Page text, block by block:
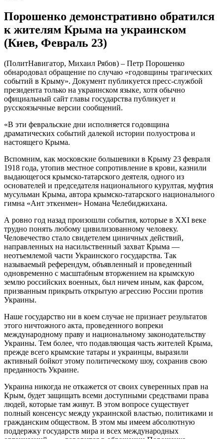
Порошенко демонстративно обратился
к жителям Крыма на украинском
(Киев, Февраль 23)
(ПолитНавигатор, Михаил Рябов) – Петр Порошенко
обнародовал обращение по случаю «годовщины трагических
событий в Крыму». Документ публикуется пресс-службой
президента только на украинском языке, хотя обычно
официальный сайт главы государства публикует и
русскоязычные версии сообщений.
«В эти февральские дни исполняется годовщина
драматических событий далекой истории полуострова и
настоящего Крыма.
Вспомним, как московские большевики в Крыму 23 февраля
1918 года, утопив местное сопротивление в крови, казнили
выдающегося крымско-татарского деятеля, одного из
основателей и председателя национального курултая, муфтия
мусульман Крыма, автора крымско-татарского национального
гимна «Ант эткенмен» Номана Челебиджихана.
А ровно год назад произошли события, которые в ХХІ веке
трудно понять любому цивилизованному человеку.
Человечество стало свидетелем циничных действий,
направленных на насильственный захват Крыма —
неотъемлемой части Украинского государства. Так
называемый референдум, объявленный и проведенный
одновременно с масштабным вторжением на крымскую
землю российских военных, был ничем иным, как фарсом,
призванным прикрыть открытую агрессию России против
Украины.
Наше государство ни в коем случае не признает результатов
этого ничтожного акта, проведенного вопреки
международному праву и национальному законодательству
Украины. Тем более, что подавляющая часть жителей Крыма,
прежде всего крымские татары и украинцы, выразили
активный бойкот этому политическому шоу, сохранив свою
преданность Украине.
Украина никогда не откажется от своих суверенных прав на
Крым, будет защищать всеми доступными средствами права
людей, которые там живут. В этом вопросе существует
полный консенсус между украинской властью, политиками и
гражданским обществом. В этом мы имеем абсолютную
поддержку государств мира и всех международных